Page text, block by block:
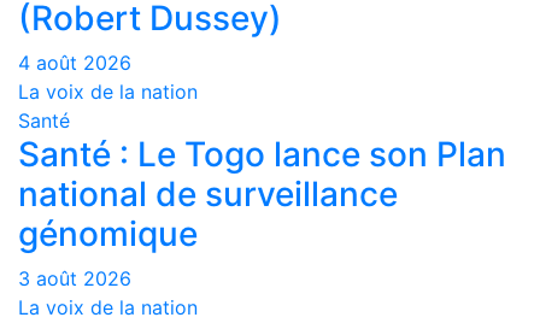
(Robert Dussey)
4 août 2026
La voix de la nation
Santé
Santé : Le Togo lance son Plan
national de surveillance
génomique
3 août 2026
La voix de la nation